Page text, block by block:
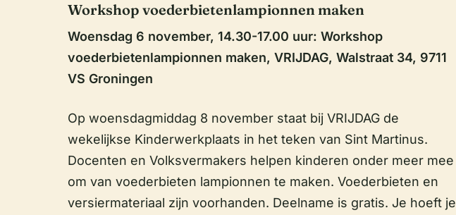
Workshop voederbietenlampionnen maken
Woensdag 6 november, 14.30-17.00 uur: Workshop
voederbietenlampionnen maken, VRIJDAG, Walstraat 34, 9711
VS Groningen
Op woensdagmiddag 8 november staat bij VRIJDAG de
wekelijkse Kinderwerkplaats in het teken van Sint Martinus.
Docenten en Volksvermakers helpen kinderen onder meer mee
om van voederbieten lampionnen te maken. Voederbieten en
versiermateriaal zijn voorhanden. Deelname is gratis. Je hoeft je